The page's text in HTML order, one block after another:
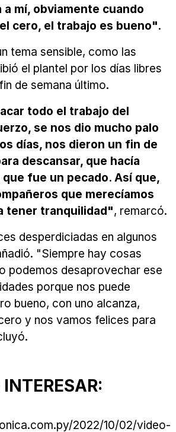
a mí, obviamente cuando
cero, el trabajo es bueno".
tema sensible, como las
el plantel por los días libres
de semana último.
todo el trabajo del
se nos dio mucho palo
días, nos dieron un fin de
descansar, que hacía
fue un pecado. Así que,
que merecíamos
tener tranquilidad", remarcó.
desperdiciadas en algunos
"Siempre hay cosas
podemos desaprovechar ese
porque nos puede
bueno, con uno alcanza,
y nos vamos felices para
2022/10/02/video-